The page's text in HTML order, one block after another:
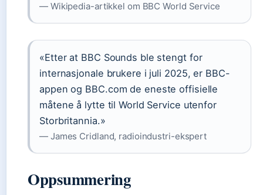
— Wikipedia-artikkel om BBC World Service
«Etter at BBC Sounds ble stengt for
internasjonale brukere i juli 2025, er BBC-
appen og BBC.com de eneste offisielle
måtene å lytte til World Service utenfor
Storbritannia.»
— James Cridland, radioindustri-ekspert
Oppsummering